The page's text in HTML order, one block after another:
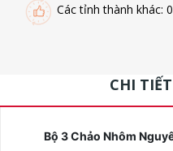
Các tỉnh thành khác:
CHI
Bộ 3 Chảo Nhôm